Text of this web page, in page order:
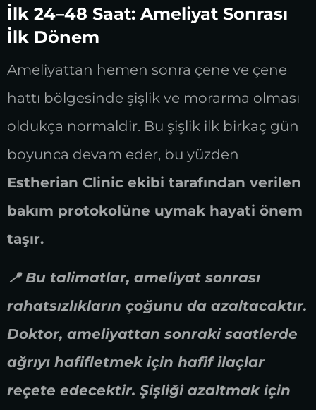
İlk 24–48 Saat: Ameliyat Sonrası
İlk Dönem
Ameliyattan hemen sonra çene ve çene
hattı bölgesinde şişlik ve morarma olması
oldukça normaldir. Bu şişlik ilk birkaç gün
boyunca devam eder, bu yüzden
Estherian Clinic ekibi tarafından verilen
bakım protokolüne uymak hayati önem
taşır.
📍 Bu talimatlar, ameliyat sonrası
rahatsızlıkların çoğunu da azaltacaktır.
Doktor, ameliyattan sonraki saatlerde
ağrıyı hafifletmek için hafif ilaçlar
reçete edecektir. Şişliği azaltmak için